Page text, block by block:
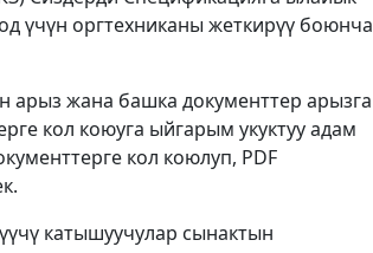
үчүн оргтехниканы жеткирүү боюнча
жана башка документтер арызга
кол коюуга ыйгарым укуктуу адам
кол коюлуп, PDF
катышуучулар сынактын